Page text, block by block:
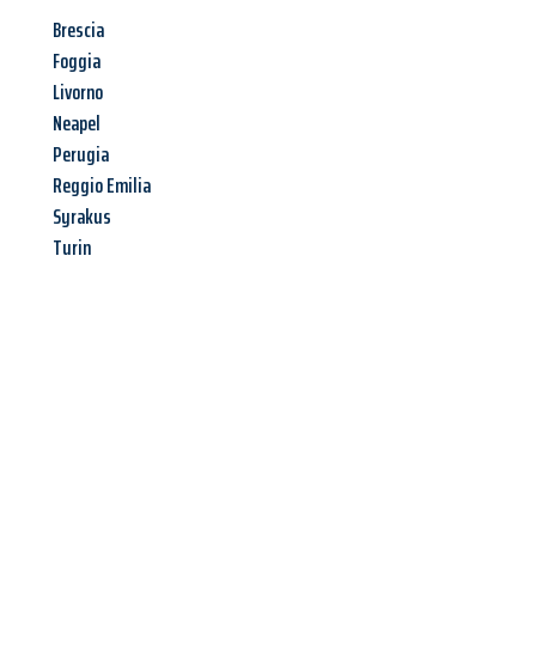
Brescia
Foggia
Livorno
Neapel
Perugia
Reggio Emilia
Syrakus
Turin